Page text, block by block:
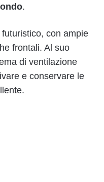
.
futuristico, con ampie
frontali. Al suo
di ventilazione
e conservare le